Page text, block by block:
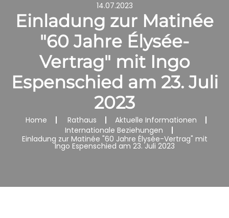
14.07.2023
Einladung zur Matinée
"60 Jahre Élysée-
Vertrag" mit Ingo
Espenschied am 23. Juli
2023
Home Rathaus
Aktuelle Informationen
Internationale Beziehungen
Einladung zur Matinée "60 Jahre Élysée-Vertrag" mit
Ingo Espenschied am 23. Juli 2023